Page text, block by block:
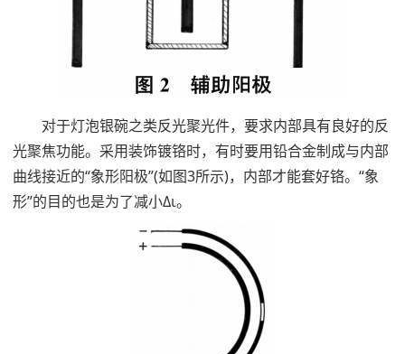
对于灯泡银碗之类反光聚光件，要求内部具有良好的反
光聚焦功能。采用装饰镀铬时，有时要用铅合金制成与内部
曲线接近的“象形阳极”(如图3所示)，内部才能套好铬。“象
形”的目的也是为了减小Δι。